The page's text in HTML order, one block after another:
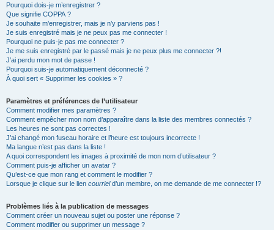
Pourquoi dois-je m’enregistrer ?
Que signifie COPPA ?
Je souhaite m’enregistrer, mais je n’y parviens pas !
Je suis enregistré mais je ne peux pas me connecter !
Pourquoi ne puis-je pas me connecter ?
Je me suis enregistré par le passé mais je ne peux plus me connecter ?!
J’ai perdu mon mot de passe !
Pourquoi suis-je automatiquement déconnecté ?
À quoi sert « Supprimer les cookies » ?
Paramètres et préférences de l’utilisateur
Comment modifier mes paramètres ?
Comment empêcher mon nom d’apparaître dans la liste des membres connectés ?
Les heures ne sont pas correctes !
J’ai changé mon fuseau horaire et l’heure est toujours incorrecte !
Ma langue n’est pas dans la liste !
A quoi correspondent les images à proximité de mon nom d’utilisateur ?
Comment puis-je afficher un avatar ?
Qu’est-ce que mon rang et comment le modifier ?
Lorsque je clique sur le lien courrield’un membre, on me demande de me connecter !?
Problèmes liés à la publication de messages
Comment créer un nouveau sujet ou poster une réponse ?
Comment modifier ou supprimer un message ?